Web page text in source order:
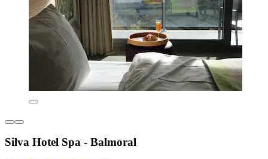
Silva Hotel Spa - Balmoral